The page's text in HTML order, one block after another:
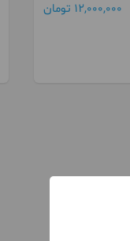
12,000,000 تومان